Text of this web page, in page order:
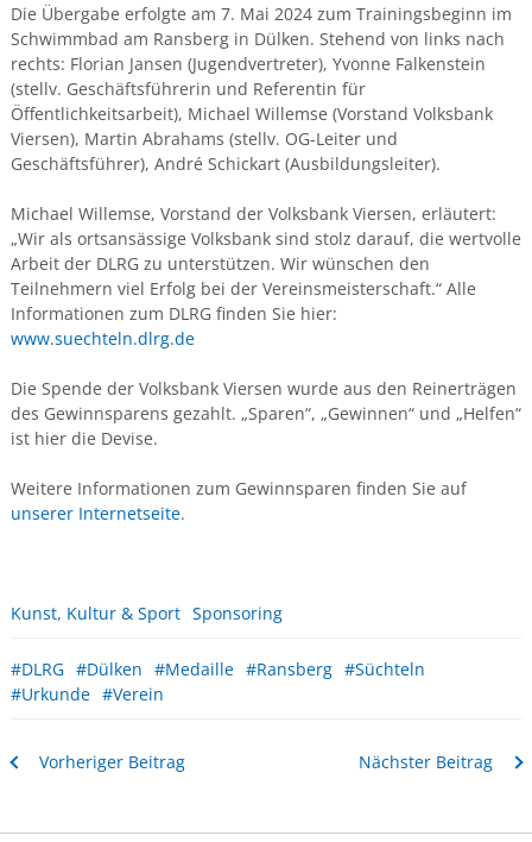
Die Übergabe erfolgte am 7. Mai 2024 zum Trainingsbeginn im
Schwimmbad am Ransberg in Dülken. Stehend von links nach
rechts: Florian Jansen (Jugendvertreter), Yvonne Falkenstein
(stellv. Geschäftsführerin und Referentin für
Öffentlichkeitsarbeit), Michael Willemse (Vorstand Volksbank
Viersen), Martin Abrahams (stellv. OG-Leiter und
Geschäftsführer), André Schickart (Ausbildungsleiter).
Michael Willemse, Vorstand der Volksbank Viersen, erläutert:
„Wir als ortsansässige Volksbank sind stolz darauf, die wertvolle
Arbeit der DLRG zu unterstützen. Wir wünschen den
Teilnehmern viel Erfolg bei der Vereinsmeisterschaft.“ Alle
Informationen zum DLRG finden Sie hier:
www.suechteln.dlrg.de
Die Spende der Volksbank Viersen wurde aus den Reinerträgen
des Gewinnsparens gezahlt. „Sparen“, „Gewinnen“ und „Helfen“
ist hier die Devise.
Weitere Informationen zum Gewinnsparen finden Sie auf
unserer Internetseite.
Kunst, Kultur & Sport Sponsoring
#DLRG #Dülken #Medaille #Ransberg #Süchteln
#Urkunde #Verein
Vorheriger Beitrag Nächster Beitrag